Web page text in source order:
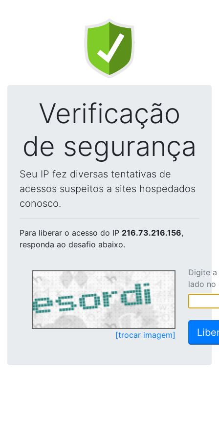
Verificação
de segurança
Seu IP fez diversas tentativas de
acessos suspeitos a sites hospedados
conosco.
Para liberar o acesso do IP 216.73.216.156,
responda ao desafio abaixo.
[trocar imagem]
Digite
lado no